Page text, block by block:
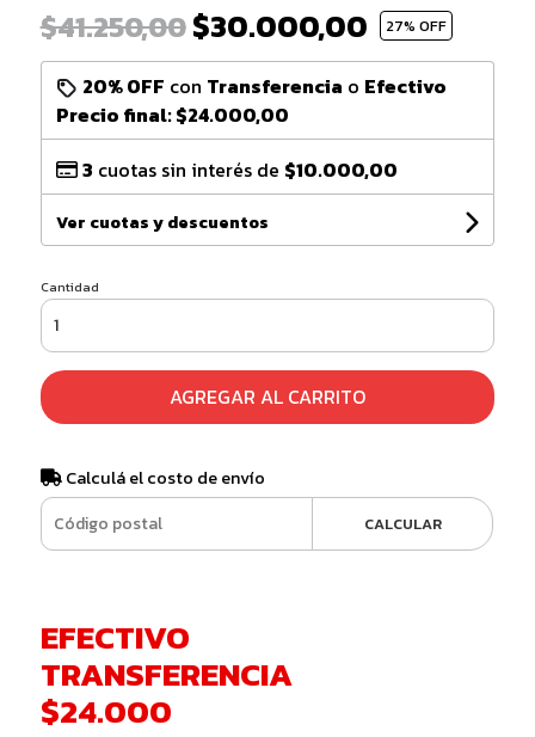
$41.250,00$30.000,00 27% OFF
20% OFF con Transferencia o Efectivo
Precio final:$24.000,00
3 cuotas sin interés de $10.000,00
Ver cuotas y descuentos
Cantidad
AGREGAR AL CARRITO
Calculá el costo de envío
CALCULAR
EFECTIVO
TRANSFERENCIA
$24.000